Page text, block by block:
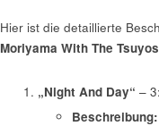
Hier ist die detaillierte
Moriyama With The
„Night And Day“ –
Beschreibung: